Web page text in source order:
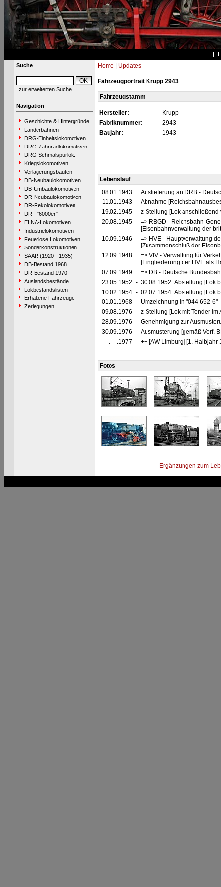
Suche
zur erweiterten Suche
Navigation
Geschichte & Hintergründe
Länderbahnen
DRG-Einheitslokomotiven
DRG-Zahnradlokomotiven
DRG-Schmalspurlok.
Kriegslokomotiven
Verlagerungsbauten
DB-Neubaulokomotiven
DB-Umbaulokomotiven
DR-Neubaulokomotiven
DR-Rekolokomotiven
DR - "6000er"
ELNA-Lokomotiven
Industrielokomotiven
Feuerlose Lokomotiven
Sonderkonstruktionen
SAAR (1920 - 1935)
DB-Bestand 1968
DR-Bestand 1970
Auslandsbestände
Lokbestandslisten
Erhaltene Fahrzeuge
Zerlegungen
Home Updates
Fahrzeugportrait Krupp 2943
Fahrzeugstamm
Hersteller:
Krupp
Fabriknummer:
2943
Baujahr:
1943
Lebenslauf
08.01.1943
Auslieferung an DRB -
11.01.1943
Abnahme
19.02.1945
z-Stellung [Lok anschließend
20.08.1945
=> RBGD - Reichsbahn-
[Eisenbahnverwaltung der
10.09.1946
=> HVE - Hauptverwaltung
[Zusammenschluß der
12.09.1948
=> VfV - Verwaltung für
[Eingliederung der HVE als
07.09.1949
=> DB - Deutsche
23.05.1952 - 30.08.1952 Abstellung [Lok
10.02.1954 - 02.07.1954 Abstellung [Lok
01.01.1968
Umzeichnung in "044 652-6"
09.08.1976
z-Stellung [Lok mit Tender im
28.09.1976
Genehmigung zur
30.09.1976
Ausmusterung [gemäß Verf.
__.__.1977
++ [AW Limburg] [1. Halbjahr
Fotos
Ergänzungen zum